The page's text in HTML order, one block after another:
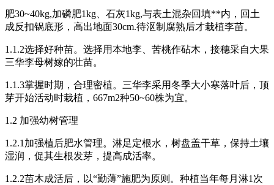
肥30~40kg,加磷肥1kg、石灰1kg,与表土混杂回填**内，回土
成反扣锅底形，高出地面30cm.待沤制腐熟后才栽植李苗。
1.1.2选择好种苗。选择用本地李、苦桃作砧木，接穗采自大果
三华李母树嫁的壮苗。
1.1.3掌握时期，合理密植。三华李采用冬季大小寒落叶后，顶
芽开始活动时栽植，667m2种50~60株为宜。
1.2 加强幼树管理
1.2.1加强植后肥水管理。淋足定根水，树盘盖干草，保持土壤
湿润，促其生根发芽，提高成活率。
1.2.2苗木成活后，以“勤薄”施肥为原则。种植当年每月淋1次